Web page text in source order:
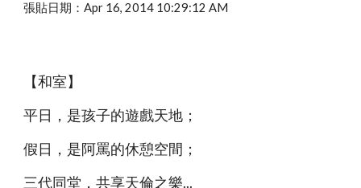
張貼日期：Apr 16, 2014 10:29:12 AM
【和室】
平日，是孩子的遊戲天地；
假日，是阿罵的休憩空間；
三代同堂，共享天倫之樂...